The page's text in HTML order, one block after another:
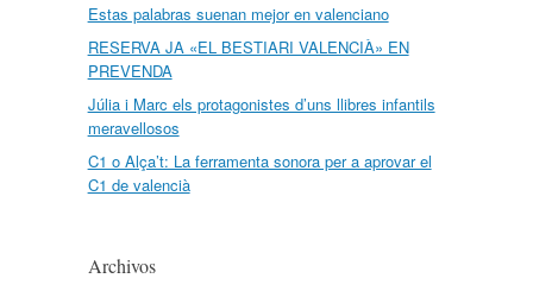
Estas palabras suenan mejor en valenciano
RESERVA JA «EL BESTIARI VALENCIÀ» EN
PREVENDA
Júlia i Marc els protagonistes d’uns llibres infantils
meravellosos
C1 o Alça’t: La ferramenta sonora per a aprovar el
C1 de valencià
Archivos